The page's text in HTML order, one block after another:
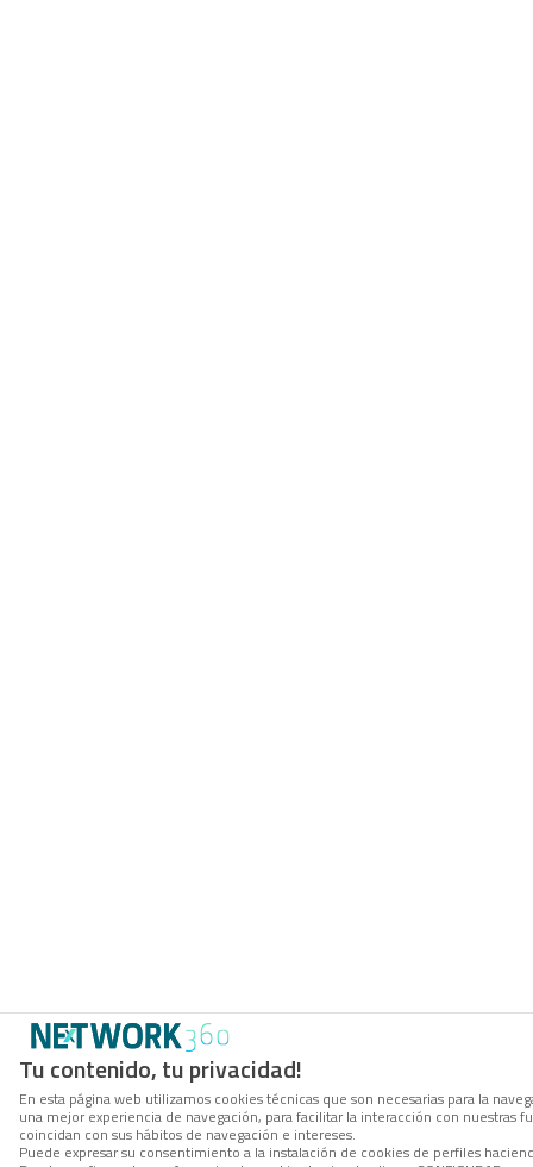
Tu contenido, tu privacidad!
En esta página web utilizamos cookies técnicas que son necesarias para la
una mejor experiencia de navegación, para facilitar la interacción con
coincidan con sus hábitos de navegación e intereses.
Puede expresar su consentimiento a la instalación de cookies de perfiles